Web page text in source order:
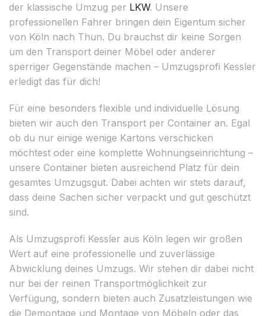
der klassische Umzug per LKW. Unsere
professionellen Fahrer bringen dein Eigentum sicher
von Köln nach Thun. Du brauchst dir keine Sorgen
um den Transport deiner Möbel oder anderer
sperriger Gegenstände machen – Umzugsprofi Kessler
erledigt das für dich!
Für eine besonders flexible und individuelle Lösung
bieten wir auch den Transport per Container an. Egal
ob du nur einige wenige Kartons verschicken
möchtest oder eine komplette Wohnungseinrichtung –
unsere Container bieten ausreichend Platz für dein
gesamtes Umzugsgut. Dabei achten wir stets darauf,
dass deine Sachen sicher verpackt und gut geschützt
sind.
Als Umzugsprofi Kessler aus Köln legen wir großen
Wert auf eine professionelle und zuverlässige
Abwicklung deines Umzugs. Wir stehen dir dabei nicht
nur bei der reinen Transportmöglichkeit zur
Verfügung, sondern bieten auch Zusatzleistungen wie
die Demontage und Montage von Möbeln oder das